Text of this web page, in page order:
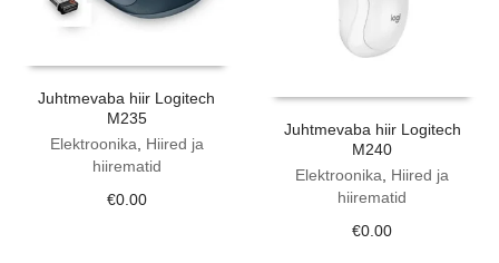
Juhtmevaba hiir Logitech
M235
Elektroonika
Hiired ja
hiirematid
€0.00
Juhtmevaba hiir Logitech
M240
Elektroonika
Hiired ja
hiirematid
€0.00